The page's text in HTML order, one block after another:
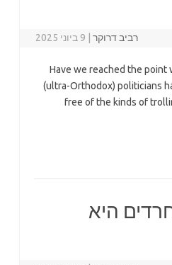
רביב דרוקר 9 ביוני 2025
Have we reached the
(ultra-Orthodox) politicians
free of the kinds of
היא